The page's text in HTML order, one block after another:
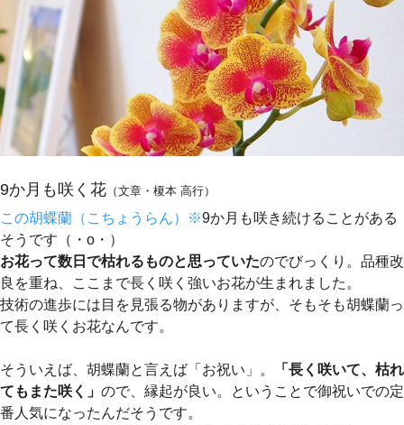
9か月も咲く花 （文章・榎本 高行）
この胡蝶蘭（こちょうらん）※9か月も咲き続けることがある
そうです（・o・）
お花って数日で枯れるものと思っていたのでびっくり。品種改
良を重ね、ここまで長く咲く強いお花が生まれました。
技術の進歩には目を見張る物がありますが、そもそも胡蝶蘭っ
て長く咲くお花なんです。
そういえば、胡蝶蘭と言えば「お祝い」。
「長く咲いて、枯れ
てもまた咲く」 ので、縁起が良い。ということで御祝いでの定
番人気になったんだそうです。